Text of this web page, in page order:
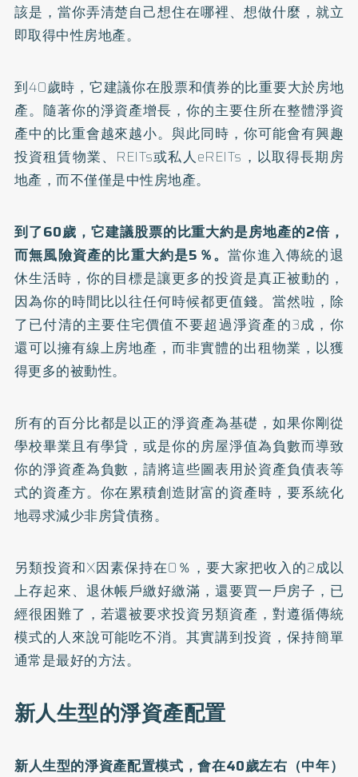
該是，當你弄清楚自己想住在哪裡、想做什麼，就立
即取得中性房地產。
到40歲時，它建議你在股票和債券的比重要大於房地
產。隨著你的淨資產增長，你的主要住所在整體淨資
產中的比重會越來越小。與此同時，你可能會有興趣
投資租賃物業、REITs或私人eREITs，以取得長期房
地產，而不僅僅是中性房地產。
到了60歲，它建議股票的比重大約是房地產的2倍，
而無風險資產的比重大約是5％。當你進入傳統的退
休生活時，你的目標是讓更多的投資是真正被動的，
因為你的時間比以往任何時候都更值錢。當然啦，除
了已付清的主要住宅價值不要超過淨資產的3成，你
還可以擁有線上房地產，而非實體的出租物業，以獲
得更多的被動性。
所有的百分比都是以正的淨資產為基礎，如果你剛從
學校畢業且有學貸，或是你的房屋淨值為負數而導致
你的淨資產為負數，請將這些圖表用於資產負債表等
式的資產方。你在累積創造財富的資產時，要系統化
地尋求減少非房貸債務。
另類投資和X因素保持在0％，要大家把收入的2成以
上存起來、退休帳戶繳好繳滿，還要買一戶房子，已
經很困難了，若還被要求投資另類資產，對遵循傳統
模式的人來說可能吃不消。其實講到投資，保持簡單
通常是最好的方法。
新人生型的淨資產配置
新人生型的淨資產配置模式，會在40歲左右（中年）